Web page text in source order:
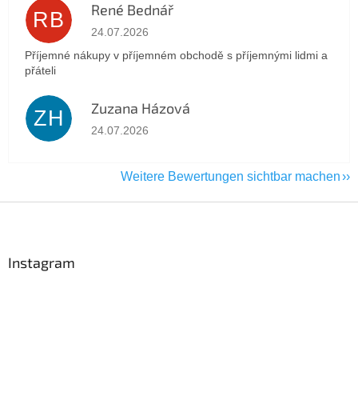
RB René Bednář
Die Shop-Bewertung beträgt 5 von 5 Sternen.
24.07.2026
Příjemné nákupy v příjemném obchodě s příjemnými lidmi a
přáteli
ZH Zuzana Házová
Die Shop-Bewertung beträgt 5 von 5 Sternen.
24.07.2026
Weitere Bewertungen sichtbar machen
Instagram